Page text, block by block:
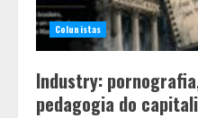
Colunistas
Industry:
pedagogia do